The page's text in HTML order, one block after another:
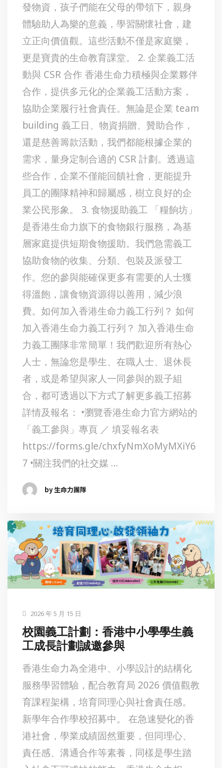
發物資，孩子們能在父母的帶領下，親身
體驗助人為樂的意義，學習關懷社會，建
立正向價值觀。這些活動不僅是家庭樂，
更是寶貴的生命教育課堂。 2. 企業義工活
動與 CSR 合作 香港生命力積極與企業夥伴
合作，提供多元化的企業義工活動方案，
協助企業履行社會責任。無論是企業 team
building 義工日、物資捐贈、贊助合作，
還是慈善籌款活動，我們都能根據企業的
需求，量身定制合適的 CSR 計劃。透過這
些合作，企業不僅能回饋社會，更能提升
員工的團隊精神和歸屬感，樹立良好的企
業公民形象。 3. 食物援助義工 「糧餉坊」
是香港生命力旗下的食物銀行服務，為基
層家庭提供短期食物援助。我們急需義工
協助食物的收集、分類、包裝及派發工
作。您的參與能確保更多有需要的人士獲
得溫飽，讓食物資源得以善用，減少浪
費。如何加入香港生命力義工行列？ 如何
加入香港生命力義工行列？ 加入香港生命
力義工團隊非常簡單！我們歡迎所有熱心
人士，無論您是學生、在職人士、退休長
者，或是希望與家人一同參與的親子組
合，都可透過以下方式了解更多義工招募
詳情及報名： •瀏覽香港生命力官方網站的
「義工參與」專頁 ／ 填妥報名表
https://forms.gle/chxfyNmXoMyMXiY6
7 •關注我們的社交媒 …
by 生命力團隊
2026 年 5 月 15 日
校園義工計劃：香港中小學學生義
工成長計劃誠邀參與
香港生命力為全港中、小學設計的結構化
服務學習體驗，配合教育局 2026 價值觀教
育課程架構，培育同理心與社會責任感。
新學年合作學校招募中。 在急速變化的香
港社會，學業成績固然重要，但同理心、
責任感、溝通合作等素養，同樣是學生踏